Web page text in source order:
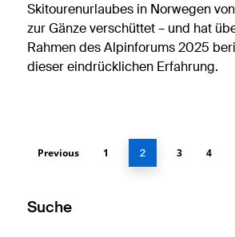
Skitourenurlaubes in Norwegen
zur Gänze verschüttet – und hat
Rahmen des Alpinforums 2025
dieser eindrücklichen Erfahrung.
Previous 1 2 3 4
Suche